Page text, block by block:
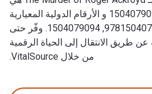
9781504079099, 1504079094 و الأرقام الدولية المعيارية
للكتاب (ISBN) هي 9781504079099, 1504079094. وفّر حتى
عن طريق الانتقال إلى الحياة الرقمية
من خلال VitalSource.